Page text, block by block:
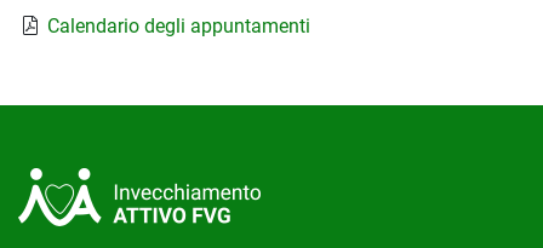
Calendario degli appuntamenti